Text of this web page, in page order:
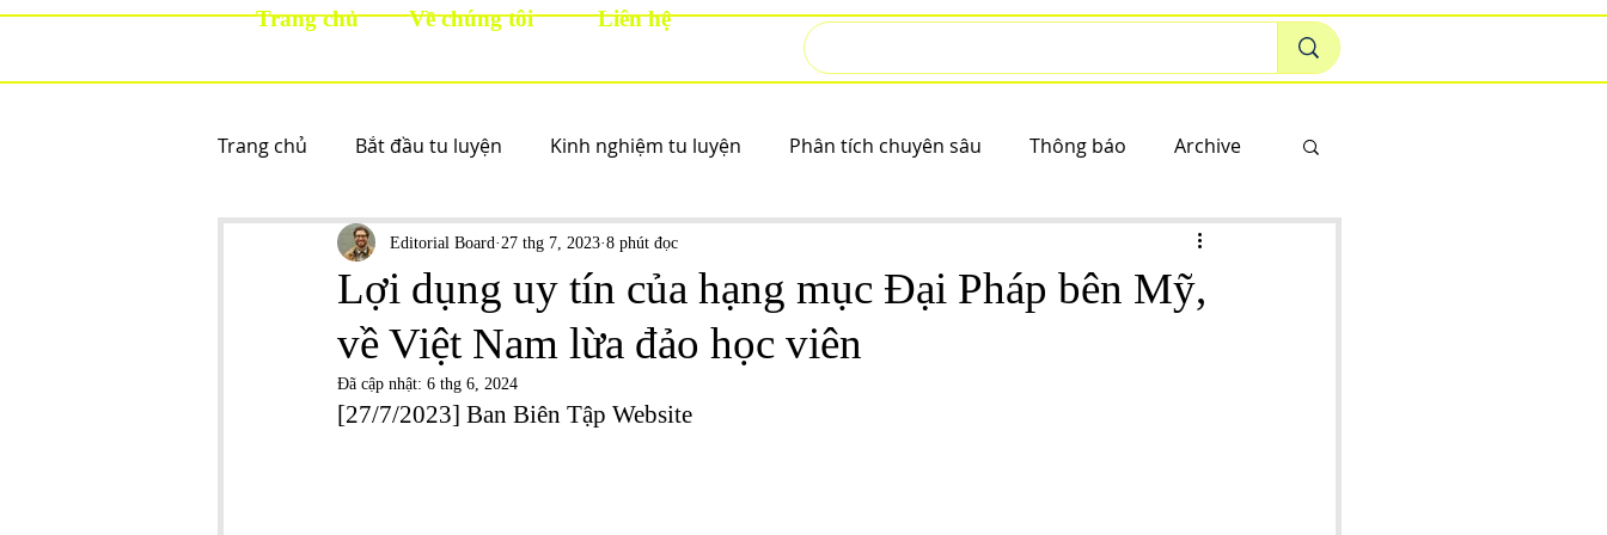
Trang chủ Về chúng tôi Liên hệ
Trang chủ Bắt đầu tu luyện Kinh nghiệm tu luyện Phân tích chuyên sâu Thông báo Archive
Lợi dụng uy tín của hạng mục Đại Pháp bên Mỹ,
về Việt Nam lừa đảo học viên
Editorial Board 27 thg 7, 2023 8 phút đọc
Đã cập nhật: 6 thg 6, 2024
[27/7/2023] Ban Biên Tập Website